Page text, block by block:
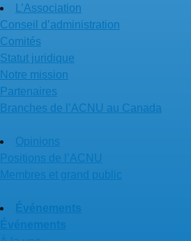
L’Association
Conseil d’administration
Comités
Statut juridique
Notre mission
Partenaires
Branches de l’ACNU au Canada
Opinions
Positions de l’ACNU
Membres et grand public
Événements
Événements